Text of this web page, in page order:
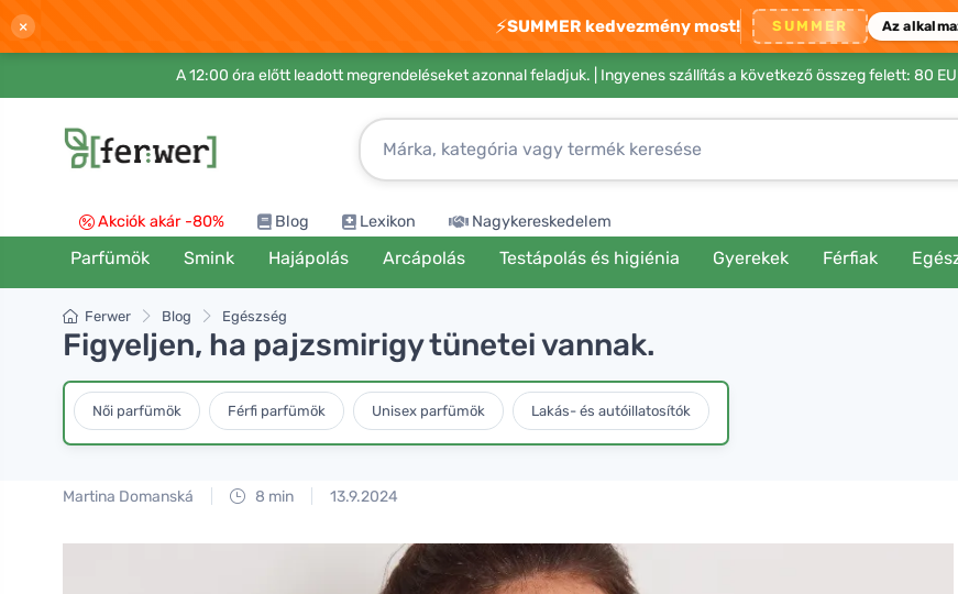
× ⚡SUMMER kedvezmény most! SUMMER Az
A 12:00 óra előtt leadott megrendeléseket azonnal feladjuk. | Ingyenes szállítás a következő összeg felett: 80
Akciók akár -80% Blog Lexikon Nagykereskedelem
Parfümök Smink Hajápolás Arcápolás Testápolás és higiénia Gyerekek Férfiak
Ferwer Blog Egészség
Figyeljen, ha pajzsmirigy tünetei vannak.
Női parfümök Férfi parfümök Unisex parfümök Lakás- és autóillatosítók
Martina Domanská 8 min 13.9.2024